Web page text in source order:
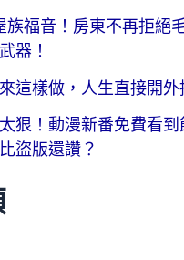
族福音！房東不再拒絕
器！
這樣做，人生直接開外
狠！動漫新番免費看到
盜版還讚？